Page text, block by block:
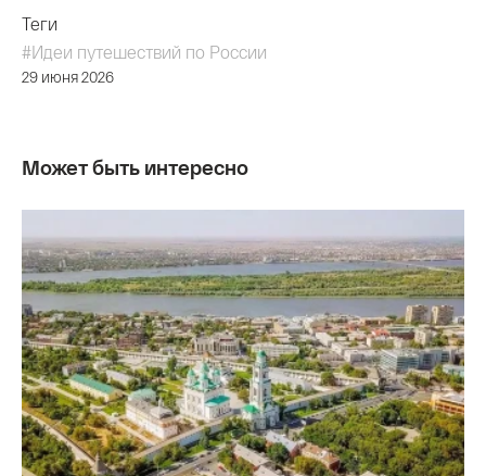
Теги
#Идеи путешествий по России
29 июня 2026
Может быть интересно